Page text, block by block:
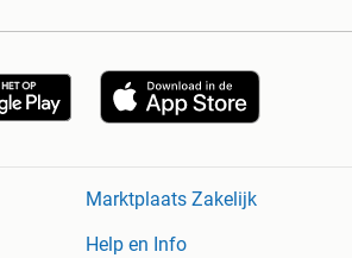
Marktplaats Zakelijk
Help en Info